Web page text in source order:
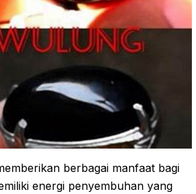
berbagai manfaat bagi
energi penyembuhan yang